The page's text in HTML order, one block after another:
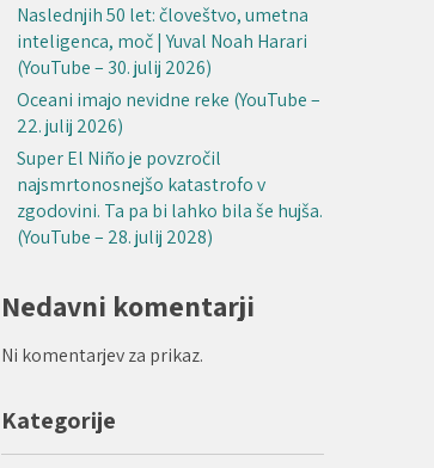
Naslednjih 50 let: človeštvo, umetna
inteligenca, moč | Yuval Noah Harari
(YouTube – 30. julij 2026)
Oceani imajo nevidne reke (YouTube –
22. julij 2026)
Super El Niño je povzročil
najsmrtonosnejšo katastrofo v
zgodovini. Ta pa bi lahko bila še hujša.
(YouTube – 28. julij 2028)
Nedavni komentarji
Ni komentarjev za prikaz.
Kategorije